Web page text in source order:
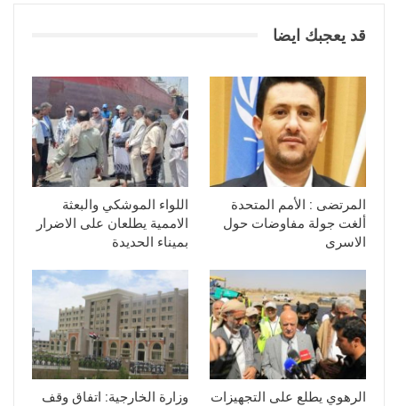
قد يعجبك ايضا
المرتضى : الأمم المتحدة
ألغت جولة مفاوضات حول
الاسرى
اللواء الموشكي والبعثة
الاممية يطلعان على الاضرار
بميناء الحديدة
الرهوي يطلع على التجهيزات وزارة الخارجية: اتفاق وقف